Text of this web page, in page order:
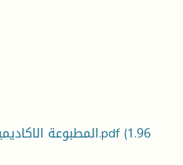
المطبوعة الاكاديمية لمقرر ادارة العلاقات العامة.pdf(1.96